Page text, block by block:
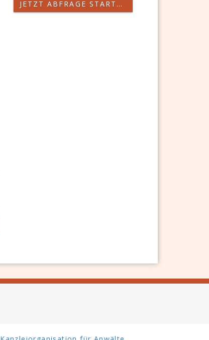
JETZT ABFRAGE STARTEN